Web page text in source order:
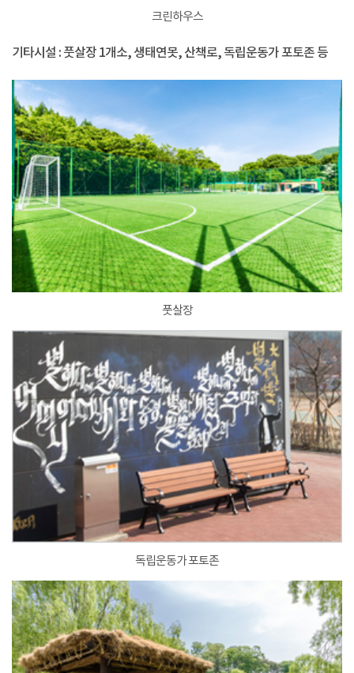
크린하우스
기타시설 : 풋살장 1개소, 생태연못, 산책로, 독립운동가 포토존 등
풋살장
독립운동가 포토존